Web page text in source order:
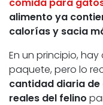
alimento ya
calorías y sacia
En un principio,
paquete, pero lo
cantidad diaria de
reales del felino